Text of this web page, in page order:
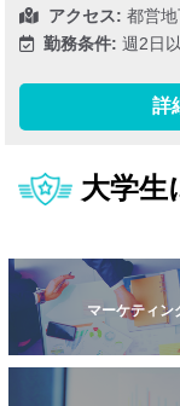
アクセス: 都営
勤務条件: 週2日
詳
大学生
マーケティン